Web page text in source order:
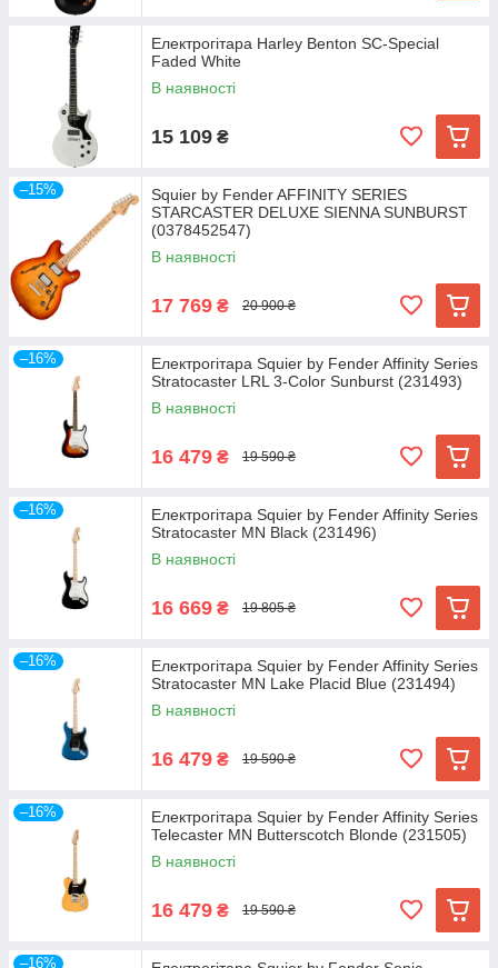
Електрогітара Harley Benton SC-Special
Faded White
В наявності
15 109 ₴
–15%
Squier by Fender AFFINITY SERIES
STARCASTER DELUXE SIENNA SUNBURST
(0378452547)
В наявності
17 769 ₴ 20 900 ₴
–16%
Електрогітара Squier by Fender Affinity Series
Stratocaster LRL 3-Color Sunburst (231493)
В наявності
16 479 ₴ 19 590 ₴
–16%
Електрогітара Squier by Fender Affinity Series
Stratocaster MN Black (231496)
В наявності
16 669 ₴ 19 805 ₴
–16%
Електрогітара Squier by Fender Affinity Series
Stratocaster MN Lake Placid Blue (231494)
В наявності
16 479 ₴ 19 590 ₴
–16%
Електрогітара Squier by Fender Affinity Series
Telecaster MN Butterscotch Blonde (231505)
В наявності
16 479 ₴ 19 590 ₴
–16%